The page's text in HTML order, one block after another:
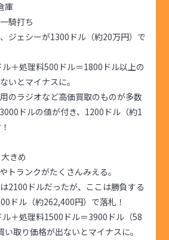
庫
騎打ち
ジェシーが1300ドル（約20万円）で
ル＋処理料500ドル＝1800ドル以上の
いとマイナスに。
のラジオなど高価買取のものが多数
ドルの値が付き、1200ドル（約1
きめ
トランクがたくさんみえる。
2100ドルだったが、ここは勝負する
ドル（約262,400円）で落札！
ル＋処理料1500ドル＝3900ドル（58
取り価格が出ないとマイナスに。